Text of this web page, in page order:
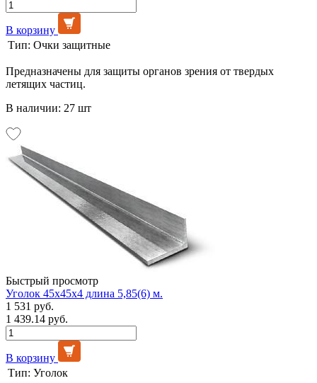
В корзину
Тип: Очки защитные
Предназначены для защиты органов зрения от твердых
летящих частиц.
В наличии: 27 шт
Быстрый просмотр
Уголок 45х45х4 длина 5,85(6) м.
1 531 руб.
1 439.14 руб.
В корзину
Тип: Уголок